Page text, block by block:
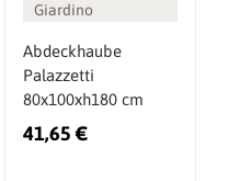
Giardino
Abdeckhaube
Palazzetti
80x100xh180 cm
41,65 €